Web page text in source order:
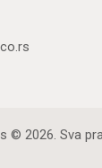
© 2026. Sva